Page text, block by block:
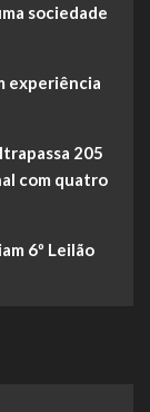
sociedade
experiência
205
com quatro
6º Leilão